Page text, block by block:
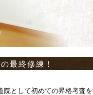
最終修練！
院として初めての昇格考査